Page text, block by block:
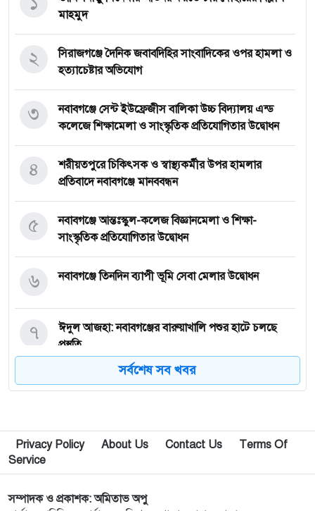
মাহমুদ
সিরাজগঞ্জে দৈনিক জবাবদিহির সাংবাদিকের ওপর হামলা ও
হত্যাচেষ্টার অভিযোগ
২
নবাবগঞ্জে সেন্ট ইউফ্রেজীস বালিকা উচ্চ বিদ্যালয় এন্ড
কলেজে শিক্ষামেলা ও সাংস্কৃতিক প্রতিযোগিতার উদ্বোধন
৩
শরীয়তপুরে চিকিৎসক ও স্বাস্থ্যকর্মীর উপর হামলার
প্রতিবাদে নবাবগঞ্জে মানববন্ধন
৪
নবাবগঞ্জে আন্তঃস্কুল-কলেজ বিজ্ঞানমেলা ও শিক্ষা-
সাংস্কৃতিক প্রতিযোগিতার উদ্বোধন
৫
নবাবগঞ্জে তিনদিন ব্যাপী ভূমি সেবা মেলার উদ্বোধন
৬
ঈদুল আজহা: নবাবগঞ্জের বারুয়াখালি পশুর হাটে চলছে
প্রস্তুতি
৭
নবাবগঞ্জে পরিস্কার পরিচ্ছন্নতা অভিযানে এমপি
৮
পপুলার লাইফ ইন্স্যুরেন্স পিএলসির নবাবগঞ্জ অঞ্চলে বার্ষিক
সম্মেলন ও চেক হস্তান্তর
৯
আবু সাঈদ হত্যা মামলা: বেরোবি’র সাবেক ভিসি হাসিবুর
রশীদকে কারাগারে প্রেরণ
১০
সর্বশেষ সব খবর
Privacy Policy About Us Contact Us
Terms Of
Service
সম্পাদক ও প্রকাশক: অমিতাভ অপু